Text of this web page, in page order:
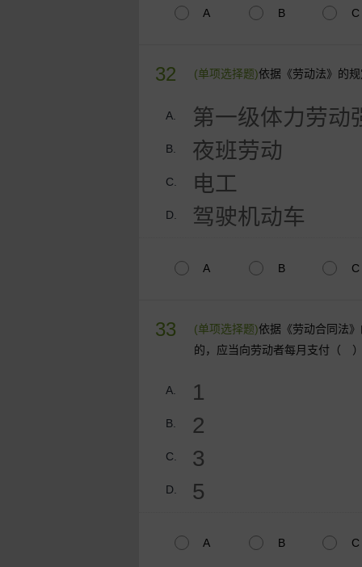
A B C
32 (单项选择题)依据《劳动法》的
A. 第一级体力劳动
B. 夜班劳动
C. 电工
D. 驾驶机动车
A B C
33 (单项选择题)依据《劳动合同法
的，应当向劳动者每月支付（
A. 1
B. 2
C. 3
D. 5
A B C